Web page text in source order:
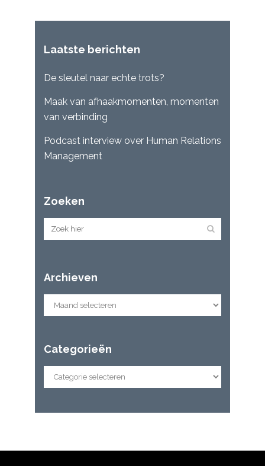
Laatste berichten
De sleutel naar echte trots?
Maak van afhaakmomenten, momenten
van verbinding
Podcast interview over Human Relations
Management
Zoeken
Archieven
Categorieën